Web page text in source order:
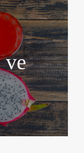
ve